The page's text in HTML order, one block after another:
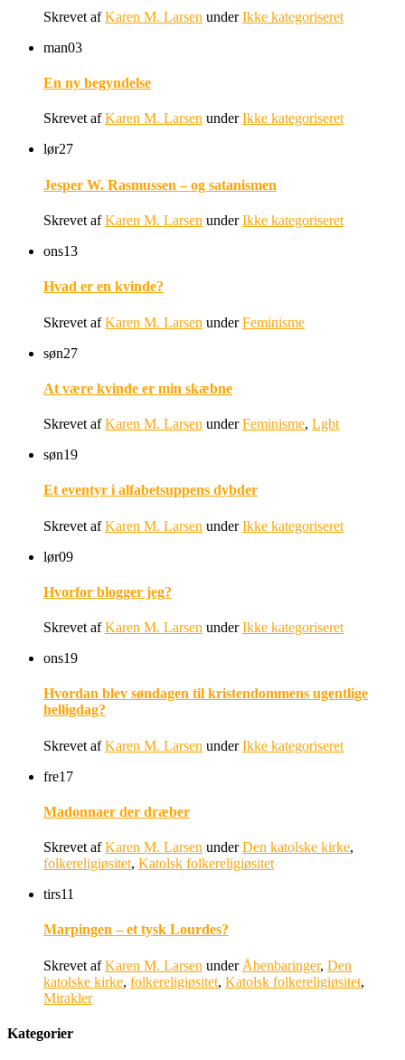
Skrevet afKaren M. Larsen underIkke kategoriseret
man03
En ny begyndelse
Skrevet afKaren M. Larsen underIkke kategoriseret
lør27
Jesper W. Rasmussen – og satanismen
Skrevet afKaren M. Larsen underIkke kategoriseret
ons13
Hvad er en kvinde?
Skrevet afKaren M. Larsen underFeminisme
søn27
At være kvinde er min skæbne
Skrevet afKaren M. Larsen underFeminisme, Lgbt
søn19
Et eventyr i alfabetsuppens dybder
Skrevet afKaren M. Larsen underIkke kategoriseret
lør09
Hvorfor blogger jeg?
Skrevet afKaren M. Larsen underIkke kategoriseret
ons19
Hvordan blev søndagen til kristendommens ugentlige
helligdag?
Skrevet afKaren M. Larsen underIkke kategoriseret
fre17
Madonnaer der dræber
Skrevet afKaren M. Larsen underDen katolske kirke,
folkereligiøsitet, Katolsk folkereligiøsitet
tirs11
Marpingen – et tysk Lourdes?
Skrevet afKaren M. Larsen under Åbenbaringer, Den
katolske kirke, folkereligiøsitet, Katolsk folkereligiøsitet,
Mirakler
Kategorier